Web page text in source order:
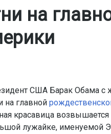
на
США Барак Обама с
на главной
красавица
лужайке, именуемой